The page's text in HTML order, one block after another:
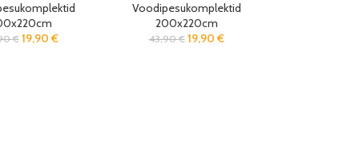
€ 19,90 €
Voodipesukomplektid
200x220cm
43,90€ 19,90 €